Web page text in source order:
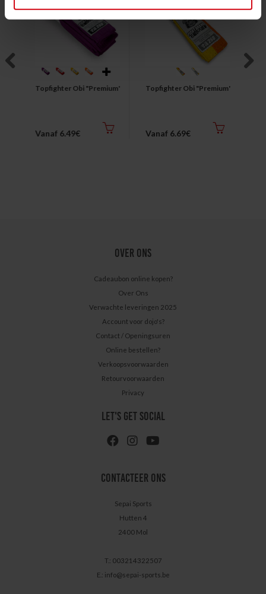
Topfighter Obi "Premium"
Vanaf 6.49€
Topfighter Obi "Premium" Duo
Vanaf 6.69€
OVER ONS
Cadeaubon online kopen?
Over Ons
Verwachte leveringen 2025
Account voor dojo's?
Contact / Openingsuren
Online bestellen?
Verkoopsvoorwaarden
Retourvoorwaarden
Privacy
LET'S GET SOCIAL
CONTACTEER ONS
Sepai Sports
Hutten 4
2400 Mol
T.: 003214322507
E.: info@sepai-sports.be